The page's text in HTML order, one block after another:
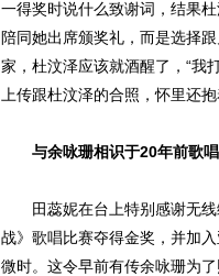
一得奖时说什么致谢词，结果
陪同她出席颁奖礼，而是选择
家，杜汶泽应该就酒醒了，“我
上传跟杜汶泽的合照，怀里还
与余咏珊相识于20年前歌
田蕊妮在台上特别感谢无线
战》歌唱比赛夺得金奖，并加
微时。这令早前有传余咏珊为